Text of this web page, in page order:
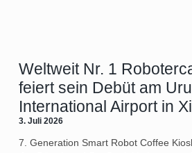
Weltweit Nr. 1
feiert sein Debüt am
International Airport in
3. Juli 2026
7. Generation Smart Robot Coffee